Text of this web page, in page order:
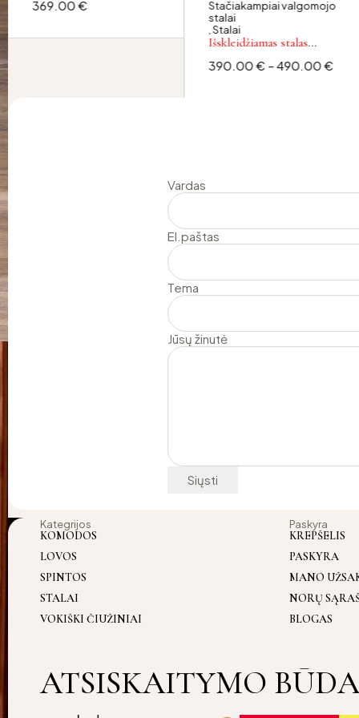
369.00€
Stačiakampiai valgomojo
stalai
,Stalai
Išskleidžiamas stalas
390.00€ –490.00€
Vardas
El.paštas
Tema
Jūsų žinutė
Kategrijos
KOMODOS
LOVOS
SPINTOS
STALAI
VOKIŠKI ČIUŽINIAI
Paskyra
KREPŠELIS
PASKYRA
MANO
NORŲ
BLOGAS
ATSISKAITYMO